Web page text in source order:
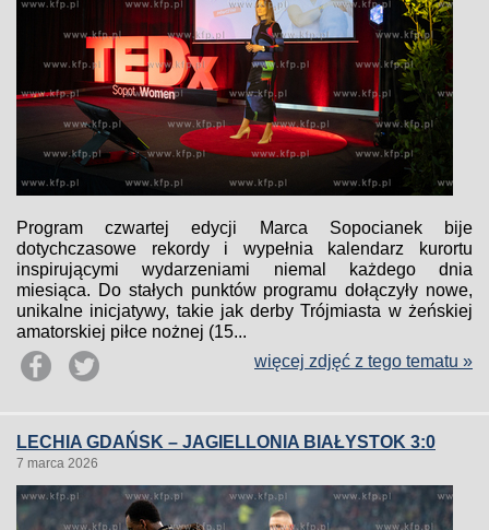
Program czwartej edycji Marca Sopocianek bije
dotychczasowe rekordy i wypełnia kalendarz kurortu
inspirującymi wydarzeniami niemal każdego dnia
miesiąca. Do stałych punktów programu dołączyły nowe,
unikalne inicjatywy, takie jak derby Trójmiasta w żeńskiej
amatorskiej piłce nożnej (15...
więcej zdjęć z tego tematu »
LECHIA GDAŃSK – JAGIELLONIA BIAŁYSTOK 3:0
7 marca 2026